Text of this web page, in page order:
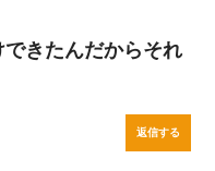
きたんだからそれ
返信する